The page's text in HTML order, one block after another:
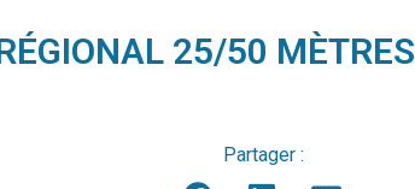
25/50
Partager :